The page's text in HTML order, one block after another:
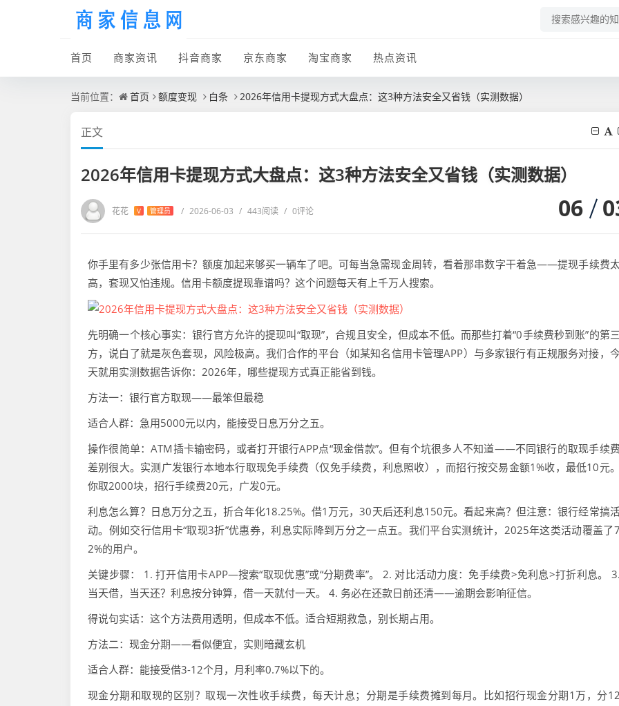
首页 商家资讯 抖音商家 京东商家 淘宝商家 热点资讯
当前位置： 首页 额度变现 白条 2026年信用卡提现方式大盘点：这3种方法安全又省钱（实测数据）
正文
2026年信用卡提现方式大盘点：这3种方法安全又省钱（实测数据）
花花 V 管理员 / 2026-06-03 / 443阅读 / 0评论 06
你手里有多少张信用卡？额度加起来够买一辆车了吧。可每当急需现金周转，看着那串数字干着急——提现手续费
高，套现又怕违规。信用卡额度提现靠谱吗？这个问题每天有上千万人搜索。
先明确一个核心事实：银行官方允许的提现叫“取现”，合规且安全，但成本不低。而那些打着“0手续费秒到账”的第三
方，说白了就是灰色套现，风险极高。我们合作的平台（如某知名信用卡管理APP）与多家银行有正规服务对接，今
天就用实测数据告诉你：2026年，哪些提现方式真正能省到钱。
方法一：银行官方取现——最笨但最稳
适合人群：急用5000元以内，能接受日息万分之五。
操作很简单：ATM插卡输密码，或者打开银行APP点“现金借款”。但有个坑很多人不知道——不同银行的取现手续费
差别很大。实测广发银行本地本行取现免手续费（仅免手续费，利息照收），而招行按交易金额1%收，最低10元。
你取2000块，招行手续费20元，广发0元。
利息怎么算？日息万分之五，折合年化18.25%。借1万元，30天后还利息150元。看起来高？但注意：银行经常搞
动。例如交行信用卡“取现3折”优惠券，利息实际降到万分之一点五。我们平台实测统计，2025年这类活动覆盖了7
2%的用户。
关键步骤： 1. 打开信用卡APP—搜索“取现优惠”或“分期费率”。 2. 对比活动力度：免手续费>免利息>打折利息。 3.
当天借，当天还？利息按分钟算，借一天就付一天。 4. 务必在还款日前还清——逾期会影响征信。
得说句实话：这个方法费用透明，但成本不低。适合短期救急，别长期占用。
方法二：现金分期——看似便宜，实则暗藏玄机
适合人群：能接受借3-12个月，月利率0.7%以下的。
现金分期和取现的区别？取现一次性收手续费，每天计息；分期是手续费摊到每月。比如招行现金分期1万，分12